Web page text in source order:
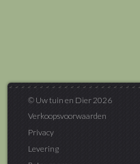
© Uw tuin en Dier 2026
Verkoopsvoorwaarden
Privacy
Levering